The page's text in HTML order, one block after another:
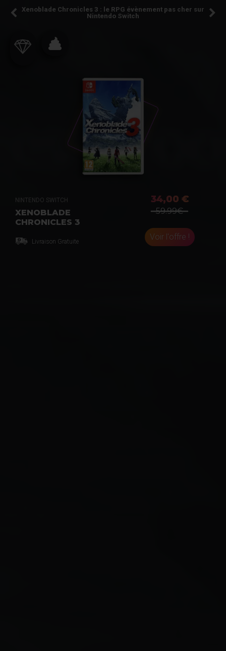
Xenoblade Chronicles 3 : le RPG évènement pas cher sur
Nintendo Switch
NINTENDO SWITCH
XENOBLADE
CHRONICLES 3
Livraison Gratuite
34,00 €
59.99€
Voir l'offre !